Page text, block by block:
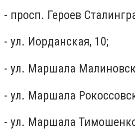
- просп. Героев
- ул. Иорданская, 10;
- ул. Маршала
- ул. Маршала
- ул. Маршала